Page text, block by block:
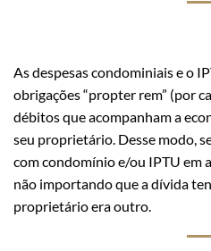
As despesas condominiais e o
obrigações “propter rem” (por
débitos que acompanham a
seu proprietário. Desse modo,
com condomínio e/ou IPTU em
não importando que a dívida
proprietário era outro.